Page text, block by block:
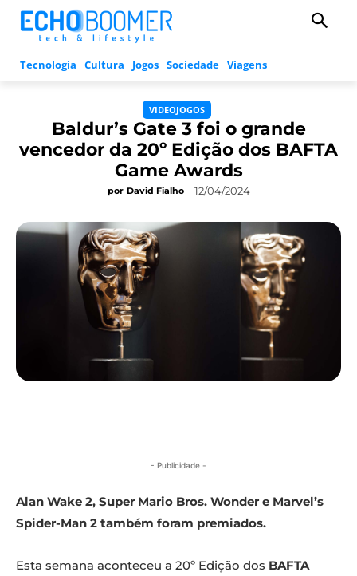
Tecnologia Cultura Jogos Sociedade Viagens
VIDEOJOGOS
Baldur’s Gate 3 foi o grande
vencedor da 20º Edição dos BAFTA
Game Awards
por David Fialho 12/04/2024
- Publicidade -
Alan Wake 2, Super Mario Bros. Wonder e Marvel’s
Spider-Man 2 também foram premiados.
Esta semana aconteceu a 20º Edição dos BAFTA